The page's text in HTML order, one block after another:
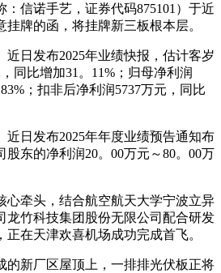
：信诺手艺，证券代码875101）于近
挂牌的函，将挂牌新三板根本层。
日发布2025年业绩快报，估计客岁
同比增加31。11%；归母净利润
；扣非后净利润5737万元，同比
日发布2025年年度业绩预告通知布
东的净利润20。00万元～80。00万
牵头，结合航空航天大学宁波立异
龙竹科技集团股份无限公司配合研发
在天津欢喜机场成功完成首飞。
新厂区屋顶上，一排排光伏板正将